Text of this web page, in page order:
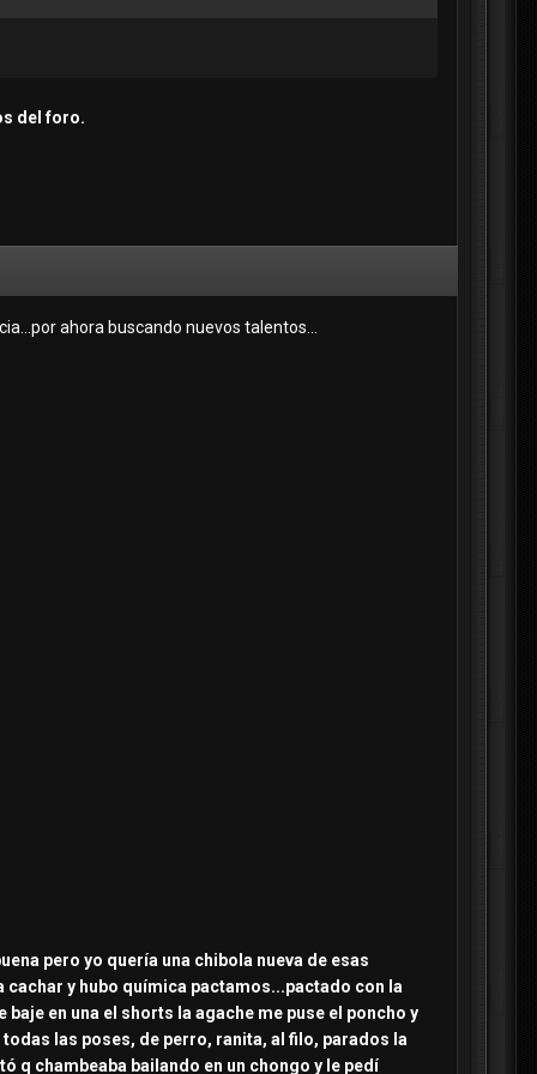
del foro.
ahora buscando nuevos talentos...
pero yo quería una chibola nueva de esas
y hubo química pactamos...pactado con la
en una el shorts la agache me puse el poncho y
las poses, de perro, ranita, al filo, parados la
q chambeaba bailando en un chongo y le pedí